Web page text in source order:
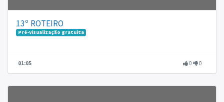
13º ROTEIRO
Pré-visualização gratuita
01:05 0 0